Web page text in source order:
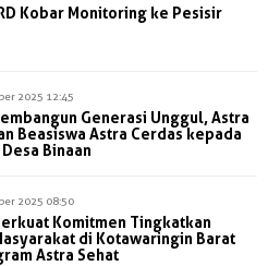
Kobar Monitoring ke Pesisir
2025 12:45
Generasi Unggul, Astra
Beasiswa Astra Cerdas kepada
Binaan
2025 08:50
Komitmen Tingkatkan
di Kotawaringin Barat
Astra Sehat